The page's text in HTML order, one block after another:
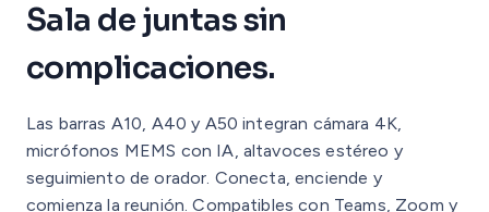
Sala de juntas sin
complicaciones.
Las barras A10, A40 y A50 integran cámara 4K,
micrófonos MEMS con IA, altavoces estéreo y
seguimiento de orador. Conecta, enciende y
comienza la reunión. Compatibles con Teams, Zoom y